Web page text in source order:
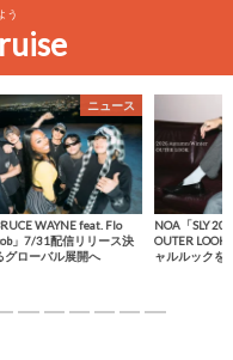
う
ニュース
WAYNE feat. Flo
」7/31配信リリース決
グローバル展開へ
NOA「SLY
OUTER LOOK
ャルルックを